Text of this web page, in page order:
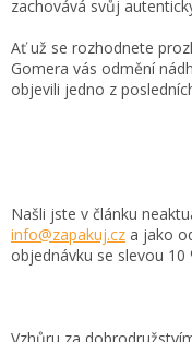
zachovává svůj
Ať už se rozhodnete
Gomera vás odmění
objevili jedno z
Našli jste v článku
info@zapakuj.cz a jako
objednávku se slevou 10